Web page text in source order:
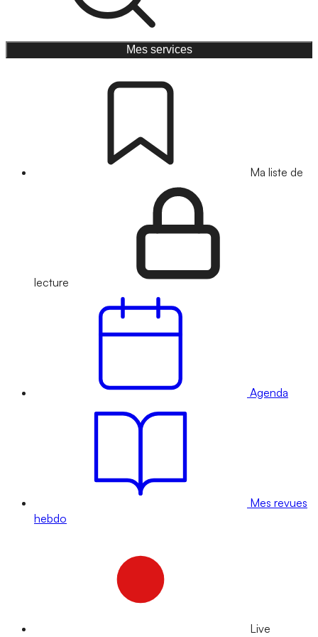
Mes services
Ma liste de
lecture
Agenda
Mes revues
hebdo
Live